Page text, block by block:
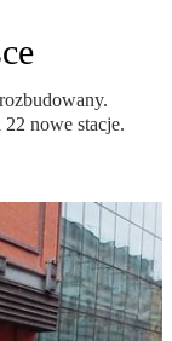
nowe stacje.